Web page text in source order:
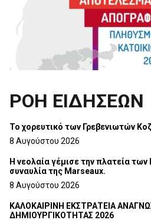
ΡΟΗ ΕΙΔΗΣΕΩΝ
Το χορευτικό των Γρεβενιωτών
8 Αυγούστου 2026
Η νεολαία γέμισε την πλατεία
συναυλία της Marseaux.
8 Αυγούστου 2026
ΚΑΛΟΚΑΙΡΙΝΗ ΕΚΣΤΡΑΤΕΙΑ
ΔΗΜΙΟΥΡΓΙΚΟΤΗΤΑΣ 2026